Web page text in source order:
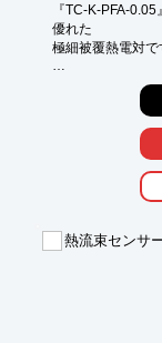
『TC-K-PFA-
優れた
極細被覆熱電対で
被覆材質には、
耐熱性・耐寒性
優れております。
モールド形など
■欧州RoHS指令に
熱流束センサ